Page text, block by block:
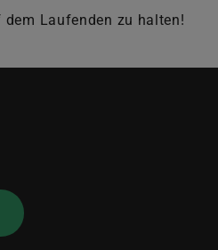
Laufenden zu halten!